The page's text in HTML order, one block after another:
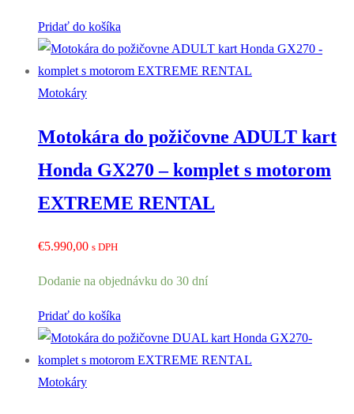
Pridať do košíka
Motokáry
Motokára do požičovne ADULT kart
Honda GX270 – komplet s motorom
EXTREME RENTAL
€5.990,00 s DPH
Dodanie na objednávku do 30 dní
Pridať do košíka
Motokáry